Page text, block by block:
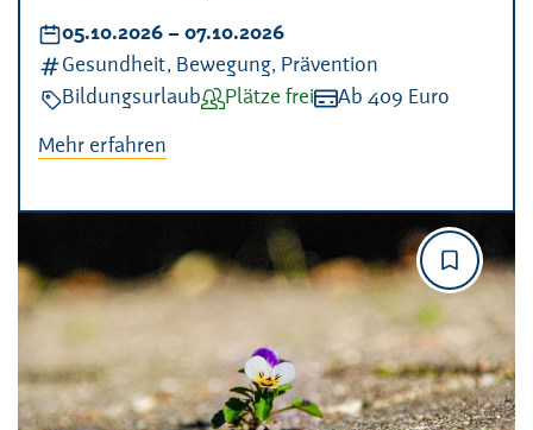
Datum:
05.10.2026 – bis
07.10.2026
Kategorien:
Gesundheit, Bewegung, Prävention
Veranstaltungsart:
BildungsurlaubVerfügbarkeit:
Plätze freiKosten:
Ab 409 Euro
Mehr erfahren